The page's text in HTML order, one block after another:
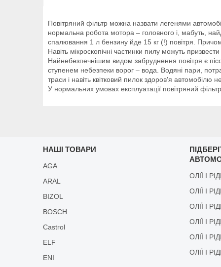
Повітряний фільтр можна назвати легенями
нормальна робота мотора – головного і, мабуть,
спалювання 1 л бензину йде 15 кг (!) повітря.
Навіть мікроскопічні частинки пилу можуть
Найнебезпечнішим видом забруднення повітря є
ступенем небезпеки ворог – вода. Водяні пари,
траси і навіть квітковий пилок здоров'я
У нормальних умовах експлуатації повітряний
НАШІ ТОВАРИ
AGA
ARAL
BIZOL
BOSCH
Castrol
ELF
ENI
ОЛІЇ І
ОЛІЇ І
ОЛІЇ І
ОЛІЇ І
ОЛІЇ І
ОЛІЇ І